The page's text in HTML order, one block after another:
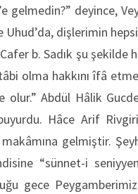
gelmedin?” deyince,
dişlerimin
b. Sadık şu
olma hakkını îfâ
olur.” Abdül Hâlik
Hâce Arif
gelmiştir.
“sünnet-i
gece